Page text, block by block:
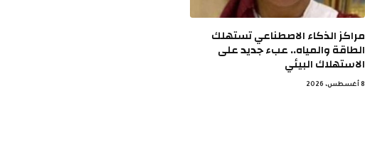
مراكز الذكاء الاصطناعي تستهلك
الطاقة والمياه.. عبء جديد على
الاستهلاك البيئي
8 أغسطس، 2026